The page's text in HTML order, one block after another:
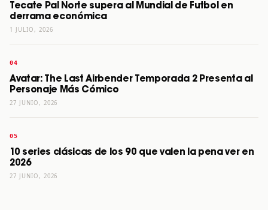
Tecate Pal Norte supera al Mundial de Futbol en
derrama económica
1 JULIO, 2026
Avatar: The Last Airbender Temporada 2 Presenta al
Personaje Más Cómico
27 JUNIO, 2026
10 series clásicas de los 90 que valen la pena ver en
2026
27 JUNIO, 2026